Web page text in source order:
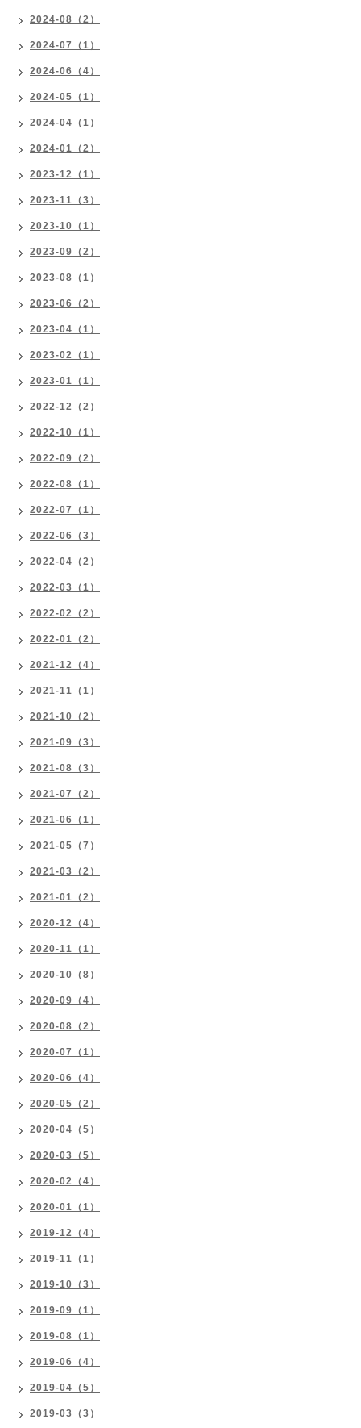
2024-08（2）
2024-07（1）
2024-06（4）
2024-05（1）
2024-04（1）
2024-01（2）
2023-12（1）
2023-11（3）
2023-10（1）
2023-09（2）
2023-08（1）
2023-06（2）
2023-04（1）
2023-02（1）
2023-01（1）
2022-12（2）
2022-10（1）
2022-09（2）
2022-08（1）
2022-07（1）
2022-06（3）
2022-04（2）
2022-03（1）
2022-02（2）
2022-01（2）
2021-12（4）
2021-11（1）
2021-10（2）
2021-09（3）
2021-08（3）
2021-07（2）
2021-06（1）
2021-05（7）
2021-03（2）
2021-01（2）
2020-12（4）
2020-11（1）
2020-10（8）
2020-09（4）
2020-08（2）
2020-07（1）
2020-06（4）
2020-05（2）
2020-04（5）
2020-03（5）
2020-02（4）
2020-01（1）
2019-12（4）
2019-11（1）
2019-10（3）
2019-09（1）
2019-08（1）
2019-06（4）
2019-04（5）
2019-03（3）